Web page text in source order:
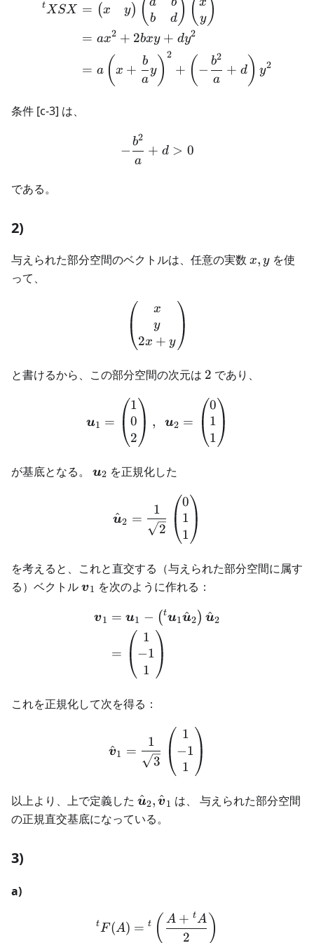
tXSX = (x y) (b
d) ( y)
= ax2 + 2bxy + dy2
= a ( x +
a
b
y) 2
+ ( −
a
b2
+ d) y2
条件 [c-3] は、
\begin{aligned} -
−
a
b2
+ d > 0
である。
2)
与えられた部分空間のベクトルは、任意の実数 x,y
x, yを使
って、
\begin{aligned}
x
y
2x + y
と書けるから、この部分空間の次元は 2
2 であり、
\begin{aligned}
u1 =
1
0
2
, u2 =
0
1
1
が基底となる。 \boldsymbol{u}_2
u2 を正規化した
\begin{aligned}
u
^2 =
2
1
0
1
1
を考えると、これと直交する（与えられた部分空間に属す
る）ベクトル\boldsymbol{v}_1
v1 を次のように作れる：
\begin{aligned}
v1 = u1 − ( tu1u
^2) u
^2
=
1
−1
1
これを正規化して次を得る：
\begin{aligned}
v
^1 =
3
1
1
−1
1
以上より、上で定義した \hat{\boldsymbol{u}}_2,
\hat{\boldsymbol{v}}_1
u
^2, v
^1 は、 与えられた部分空間
の正規直交基底になっている。
3)
a)
\begin{aligned} {}^t
tF(A) = t ( 2
A + tA )